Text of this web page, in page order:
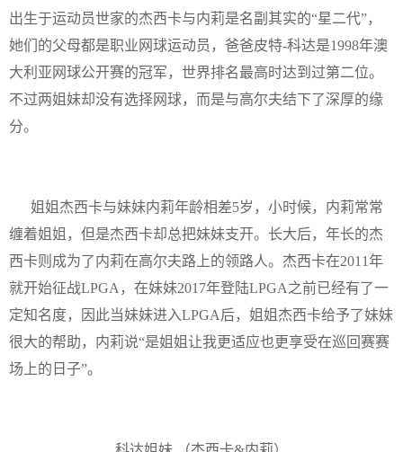
出生于运动员世家的杰西卡与内莉是名副其实的“星二代”，
她们的父母都是职业网球运动员，爸爸皮特-科达是1998年澳
大利亚网球公开赛的冠军，世界排名最高时达到过第二位。
不过两姐妹却没有选择网球，而是与高尔夫结下了深厚的缘
分。
姐姐杰西卡与妹妹内莉年龄相差5岁，小时候，内莉常常
缠着姐姐，但是杰西卡却总把妹妹支开。长大后，年长的杰
西卡则成为了内莉在高尔夫路上的领路人。杰西卡在2011年
就开始征战LPGA，在妹妹2017年登陆LPGA之前已经有了一
定知名度，因此当妹妹进入LPGA后，姐姐杰西卡给予了妹妹
很大的帮助，内莉说“是姐姐让我更适应也更享受在巡回赛赛
场上的日子”。